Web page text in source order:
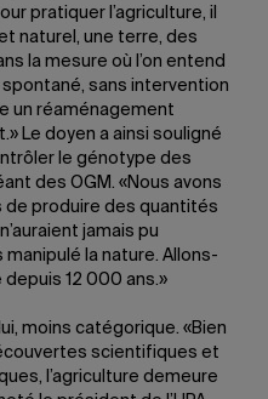
pratiquer l’agriculture, il
naturel, une terre, des
la mesure où l’on entend
sans intervention
un réaménagement
Le doyen a ainsi souligné
le génotype des
des OGM. «Nous avons
de produire des quantités
jamais pu
la nature. Allons-
12 000 ans.»
moins catégorique. «Bien
scientifiques et
l’agriculture demeure